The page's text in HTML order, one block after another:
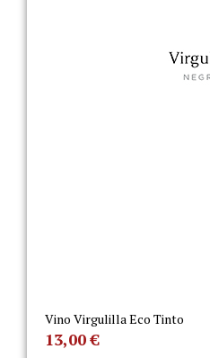
Vino Virgulilla Eco Tinto
13,00€